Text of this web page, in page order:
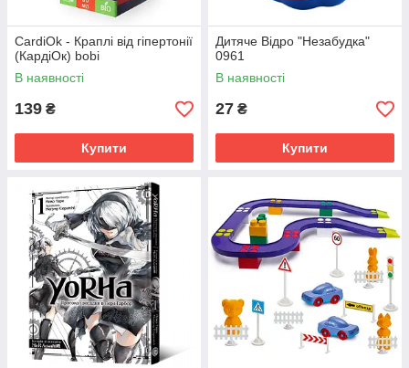
CardiOk - Краплі від гіпертонії
(КардіОк) bobi
В наявності
139 ₴
Купити
Дитяче Відро "Незабудка"
0961
В наявності
27 ₴
Купити